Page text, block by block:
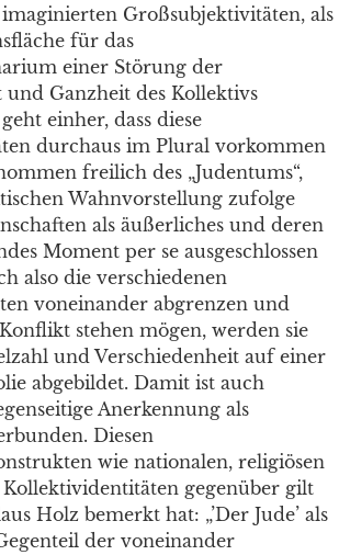
Großsubjektivitäten, als
für das
einer Störung der
Ganzheit des Kollektivs
einher, dass diese
durchaus im Plural vorkommen
freilich des „Judentums“,
Wahnvorstellung zufolge
als äußerliches und deren
Moment per se ausgeschlossen
also die verschiedenen
voneinander abgrenzen und
stehen mögen, werden sie
und Verschiedenheit auf einer
abgebildet. Damit ist auch
Anerkennung als
Diesen
wie nationalen, religiösen
gegenüber gilt
Holz bemerkt hat: „’Der Jude’ als
der voneinander